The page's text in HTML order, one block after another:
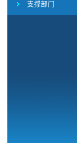
支撑部门